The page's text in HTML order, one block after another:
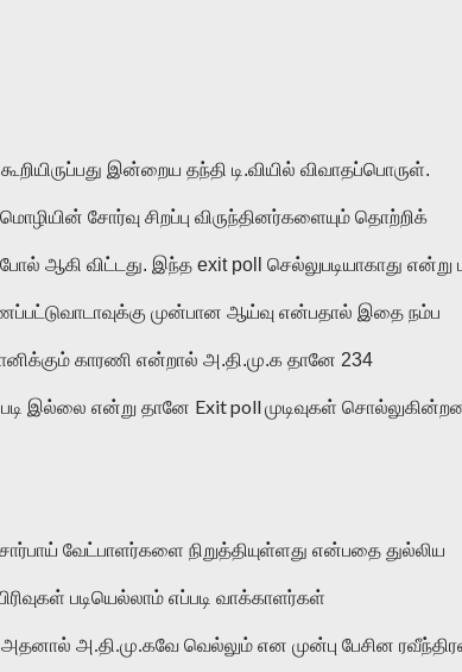
இன்றைய தந்தி டி.வியில் விவாதப்பொருள்.
சோர்வு சிறப்பு விருந்தினர்களையும் தொற்றிக்
ஆகி விட்டது. இந்த exit poll செல்லுபடியாகாது என்று
முன்பான ஆய்வு என்பதால் இதை நம்ப
காரணி என்றால் அ.தி.மு.க தானே 234
இல்லை என்று தானே Exit pollமுடிவுகள்
வேட்பாளர்களை நிறுத்தியுள்ளது என்பதை துல்லிய
படியெல்லாம் எப்படி வாக்காளர்கள்
அ.தி.மு.கவே வெல்லும் என முன்பு பேசின